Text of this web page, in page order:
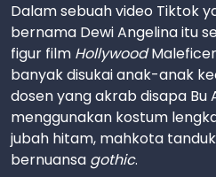
Dalam sebuah video Tiktok
bernama Dewi Angelina itu
figur film Hollywood
banyak disukai anak-anak
dosen yang akrab disapa Bu
menggunakan kostum
jubah hitam, mahkota
bernuansa gothic.